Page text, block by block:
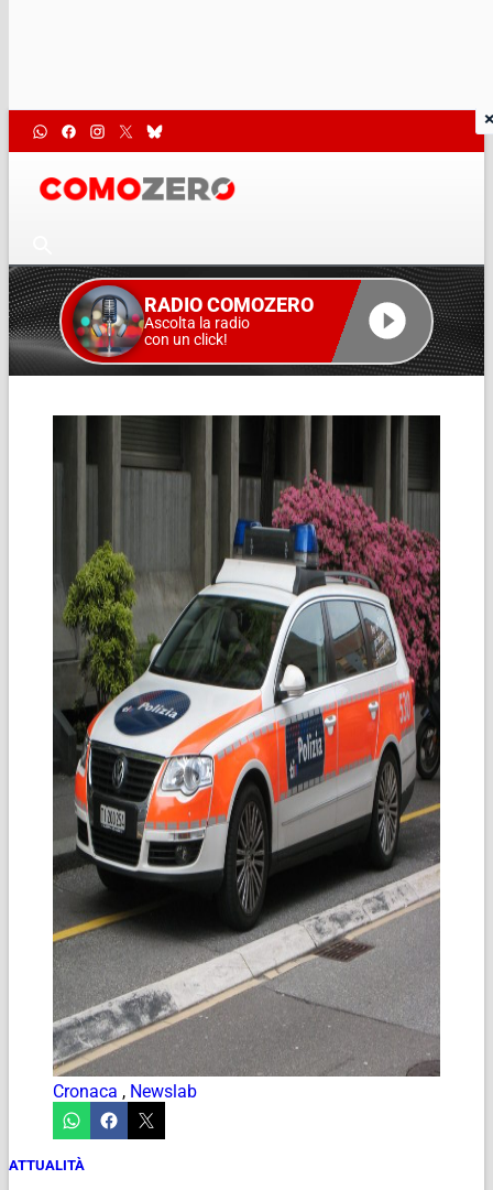
RADIO COMOZERO
Ascolta la radio
con un click!
Cronaca , Newslab
ATTUALITÀ